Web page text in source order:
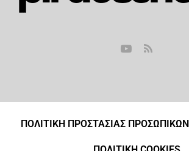
ΠΟΛΙΤΙΚΗ ΠΡΟΣΤΑΣΙΑΣ